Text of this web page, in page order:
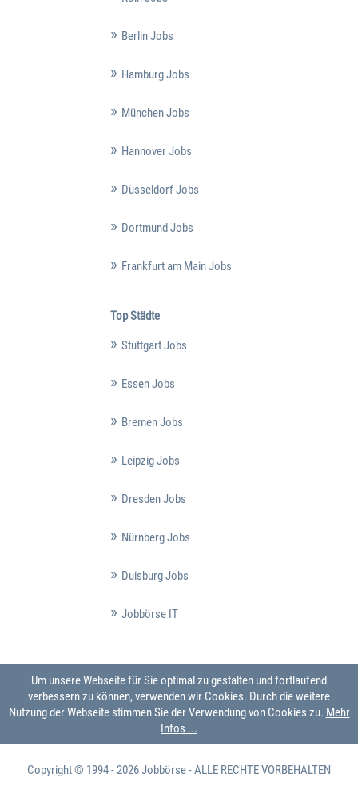
Berlin Jobs
Hamburg Jobs
München Jobs
Hannover Jobs
Düsseldorf Jobs
Dortmund Jobs
Frankfurt am Main Jobs
Top Städte
Stuttgart Jobs
Essen Jobs
Bremen Jobs
Leipzig Jobs
Dresden Jobs
Nürnberg Jobs
Duisburg Jobs
Jobbörse IT
Um unsere Webseite für Sie optimal zu gestalten und fortlaufend
verbessern zu können, verwenden wir Cookies. Durch die weitere
Nutzung der Webseite stimmen Sie der Verwendung von Cookies zu. Mehr
Infos ...
Copyright © 1994 - 2026Jobbörse- ALLE RECHTE VORBEHALTEN